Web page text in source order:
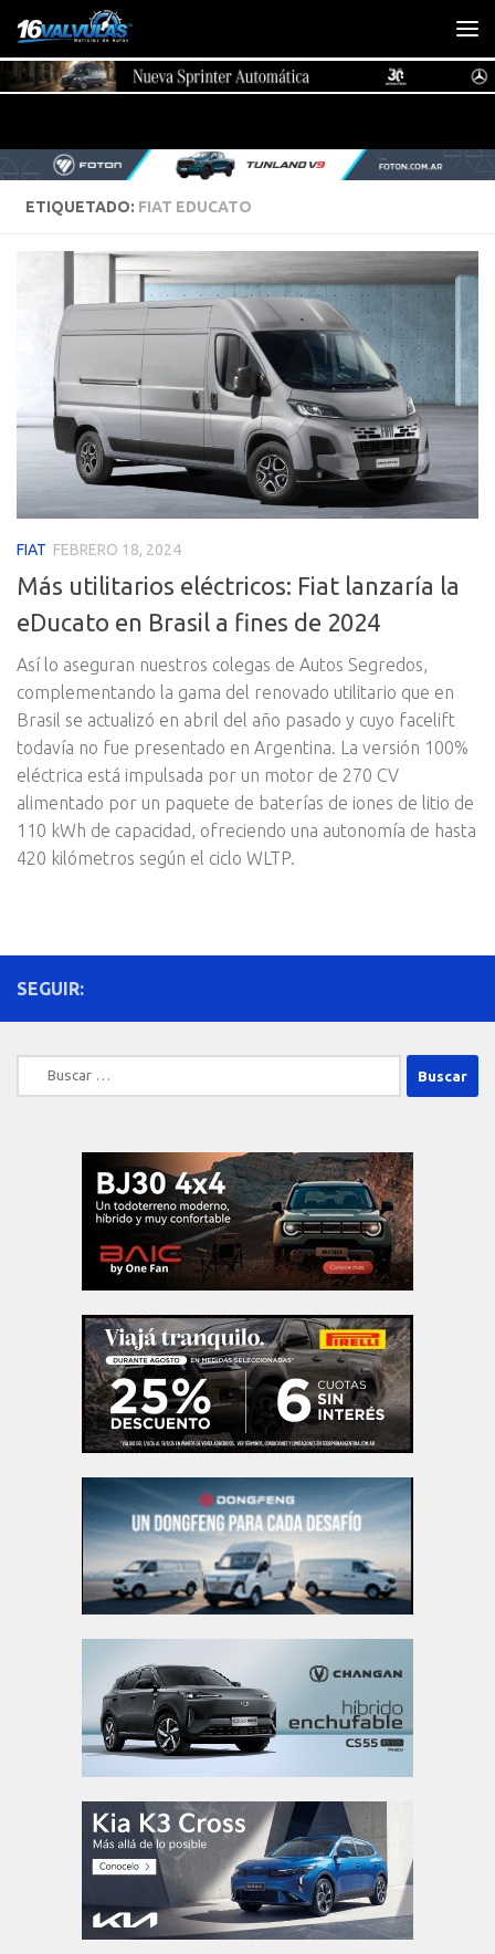
Saltar al contenido
ETIQUETADO: FIAT EDUCATO
FIAT FEBRERO 18, 2024
Más utilitarios eléctricos: Fiat lanzaría la
eDucato en Brasil a fines de 2024
Así lo aseguran nuestros colegas de Autos Segredos,
complementando la gama del renovado utilitario que en
Brasil se actualizó en abril del año pasado y cuyo facelift
todavía no fue presentado en Argentina. La versión 100%
eléctrica está impulsada por un motor de 270 CV
alimentado por un paquete de baterías de iones de litio de
110 kWh de capacidad, ofreciendo una autonomía de hasta
420 kilómetros según el ciclo WLTP.
SEGUIR:
Buscar: